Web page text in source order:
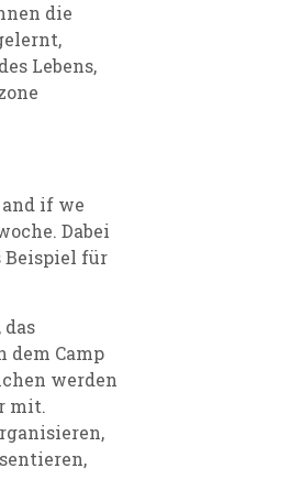
die
Lebens,
if we
Dabei
Beispiel für
dem Camp
werden
mit.